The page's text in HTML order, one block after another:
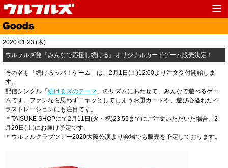
Top
Media Live
Fanclub Goods
Contact
2020.01.23 (木)
ウルフルズ発『みんなで応援し続ける』オリジナルカードゲーム販売決定！
その名も「続けるッパ！ゲーム」は、2月1日(土)12:00より注文受付開始しま
す。
配信シングル「 続けるズのテーマ 」のリズムにあわせて、みんなで遊べるゲー
ムです。ファンなら思わずニヤッとしてしまうお題カードや、遊び心溢れたイ
ラストレーションにも注目です。
＊TAISUKE SHOPにて2月11日(火・祝)23:59までにご注文いただいた場合、2
月29日(土)にお届け予定です。
＊ウルフルクラブツアー2020大阪公演より会場でも販売を予定しております。